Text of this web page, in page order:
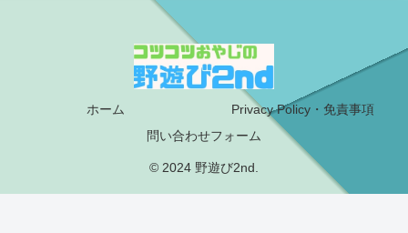
ホーム
Privacy Policy・免責事項
問い合わせフォーム
© 2024 野遊び2nd.